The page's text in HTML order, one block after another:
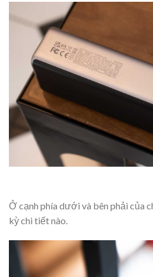
Ở cạnh phía dưới và bên phải của
kỳ chi tiết nào.